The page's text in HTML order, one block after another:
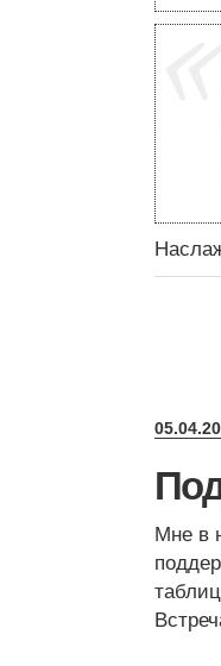
Мне в